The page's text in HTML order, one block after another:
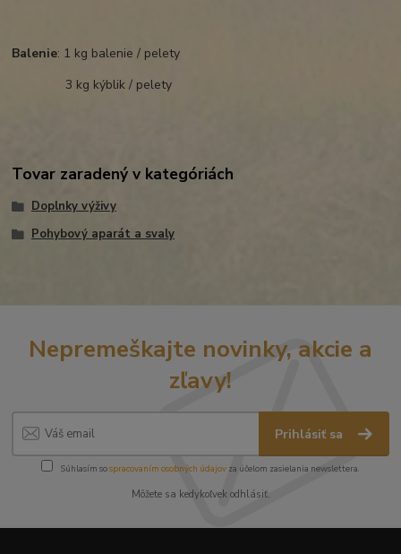
Balenie: 1 kg balenie / pelety
3 kg kýblik / pelety
Tovar zaradený v kategóriách
Doplnky výživy
Pohybový aparát a svaly
Nepremeškajte novinky, akcie a
zľavy!
Prihlásiť sa
Súhlasím sospracovaním osobných údajov za účelom zasielania newslettera.
Môžete sa kedykoľvek odhlásiť.